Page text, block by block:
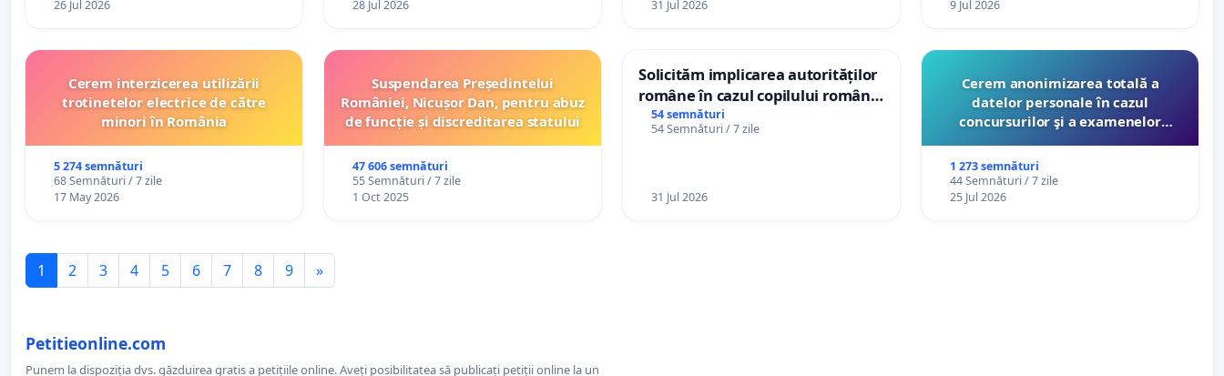
26 Jul 2026 28 Jul 2026
31 Jul 2026
9 Jul 2026
Cerem interzicerea utilizării
trotinetelor electrice de către
minori în România
5 274 semnături
68 Semnături / 7 zile
17 May 2026
Suspendarea Președintelui
României, Nicușor Dan, pentru abuz
de funcție și discreditarea statului
47 606 semnături
55 Semnături / 7 zile
1 Oct 2025
Solicităm implicarea autorităților
române în cazul copilului român
Wiliam Kristian Gheorghe, aflat în
plasament în Danemarca de 12
54 semnături
54 Semnături / 7 zile
31 Jul 2026
Cerem anonimizarea totală a
datelor personale în cazul
concursurilor şi a examenelor
către Ministerul Educaţiei
1 273 semnături
44 Semnături / 7 zile
25 Jul 2026
1 2 3 4 5 6 7 8 9 »
Petitieonline.com
Punem la dispoziția dvs. găzduirea gratis a petițiile online. Aveți posibilitatea să publicați petiții online la un